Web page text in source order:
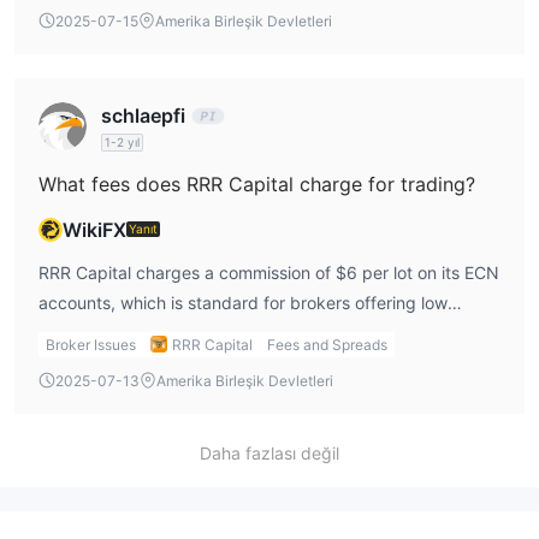
potential for both profit and loss. The VIP account offers
should be used cautiously, especially for inexperienced
traders, as it can magnify both profits and losses.
2025-07-15
Amerika Birleşik Devletleri
schlaepfi
1-2 yıl
What fees does RRR Capital charge for trading?
WikiFXYanıt
RRR Capital charges a commission of $6 per lot on its ECN
accounts, which is standard for brokers offering low
spreads. The ECN account offers spreads starting from
spreads, which could increase the overall cost of trading.
commission fees, but spreads start from 1.5 pips for the
Broker Issues RRR Capital
Fees and Spreads
2025-07-13
Amerika Birleşik Devletleri
Daha fazlası değil